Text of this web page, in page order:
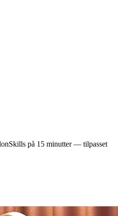
på 15 minutter — tilpasset